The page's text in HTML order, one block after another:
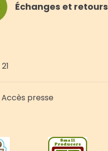
Échanges et retours
Accès presse